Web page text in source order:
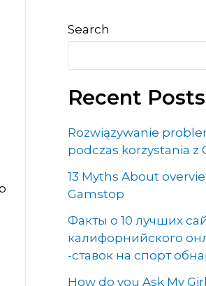
Search
Recent Posts
Rozwiązywanie
podczas korzystania z
13 Myths About
Gamstop
Факты о 10 лучших
калифорнийского
-ставок на спорт
How do you Ask My